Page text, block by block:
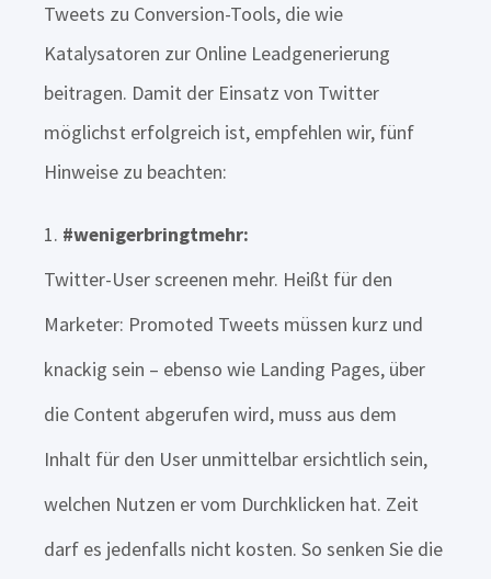
Tweets zu Conversion-Tools, die wie
Katalysatoren zur Online Leadgenerierung
beitragen. Damit der Einsatz von Twitter
möglichst erfolgreich ist, empfehlen wir, fünf
Hinweise zu beachten:
#wenigerbringtmehr:
Twitter-User screenen mehr. Heißt für den
Marketer: Promoted Tweets müssen kurz und
knackig sein – ebenso wie Landing Pages, über
die Content abgerufen wird, muss aus dem
Inhalt für den User unmittelbar ersichtlich sein,
welchen Nutzen er vom Durchklicken hat. Zeit
darf es jedenfalls nicht kosten. So senken Sie die